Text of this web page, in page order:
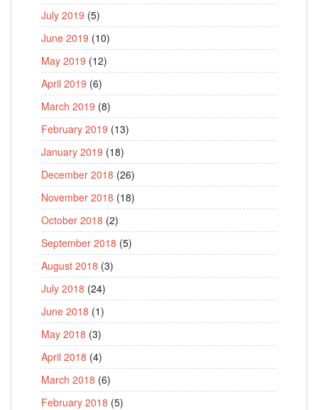
July 2019 (5)
June 2019 (10)
May 2019 (12)
April 2019 (6)
March 2019 (8)
February 2019 (13)
January 2019 (18)
December 2018 (26)
November 2018 (18)
October 2018 (2)
September 2018 (5)
August 2018 (3)
July 2018 (24)
June 2018 (1)
May 2018 (3)
April 2018 (4)
March 2018 (6)
February 2018 (5)